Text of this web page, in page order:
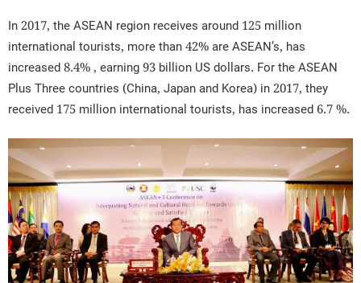
In 2017, the ASEAN region receives around 125 million
international tourists, more than 42% are ASEAN’s, has
increased 8.4% , earning 93 billion US dollars. For the ASEAN
Plus Three countries (China, Japan and Korea) in 2017, they
received 175 million international tourists, has increased 6.7 %.